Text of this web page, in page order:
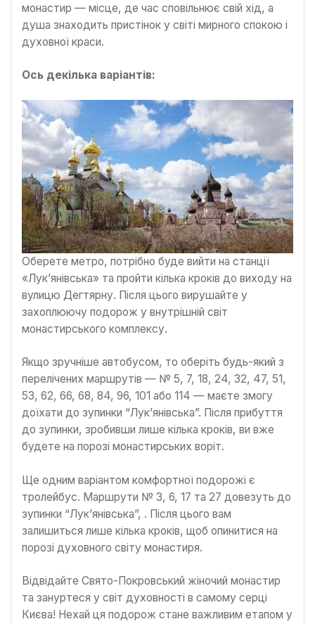
монастир — місце, де час сповільнює свій хід, а
душа знаходить пристінок у світі мирного спокою і
духовної краси.
Ось декілька варіантів:
Оберете метро, потрібно буде вийти на станції
«Лук’янівська» та пройти кілька кроків до виходу на
вулицю Дегтярну. Після цього вирушайте у
захоплюючу подорож у внутрішній світ
монастирського комплексу.
Якщо зручніше автобусом, то оберіть будь-який з
перелічених маршрутів — № 5, 7, 18, 24, 32, 47, 51,
53, 62, 66, 68, 84, 96, 101 або 114 — маєте змогу
доїхати до зупинки “Лук’янівська”. Після прибуття
до зупинки, зробивши лише кілька кроків, ви вже
будете на порозі монастирських воріт.
Ще одним варіантом комфортної подорожі є
тролейбус. Маршрути № 3, 6, 17 та 27 довезуть до
зупинки “Лук’янівська”, . Після цього вам
залишиться лише кілька кроків, щоб опинитися на
порозі духовного світу монастиря.
Відвідайте Свято-Покровський жіночий монастир
та зануртеся у світ духовності в самому серці
Києва! Нехай ця подорож стане важливим етапом у